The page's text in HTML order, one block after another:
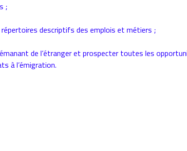
;
descriptifs des emplois et métiers ;
de l’étranger et prospecter toutes les
à l’émigration.